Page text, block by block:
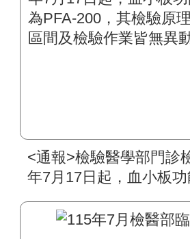
<通報>檢驗醫學部門診
年7月17日起，血小板
區間及檢驗作業皆無異